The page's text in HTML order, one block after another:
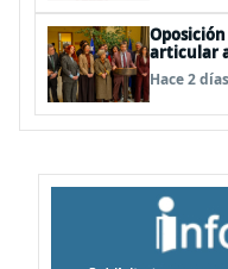
articular
Hace 2 días